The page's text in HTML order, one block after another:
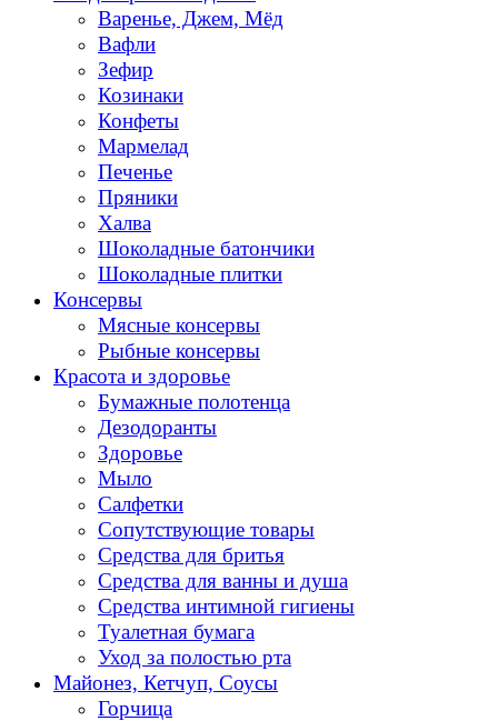
Варенье, Джем, Мёд
Вафли
Зефир
Козинаки
Конфеты
Мармелад
Печенье
Пряники
Халва
Шоколадные батончики
Шоколадные плитки
Консервы
Мясные консервы
Рыбные консервы
Красота и здоровье
Бумажные полотенца
Дезодоранты
Здоровье
Мыло
Салфетки
Сопутствующие товары
Средства для бритья
Средства для ванны и душа
Средства интимной гигиены
Туалетная бумага
Уход за полостью рта
Майонез, Кетчуп, Соусы
Горчица